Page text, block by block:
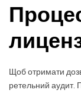
Щоб отримати
ретельний аудит.